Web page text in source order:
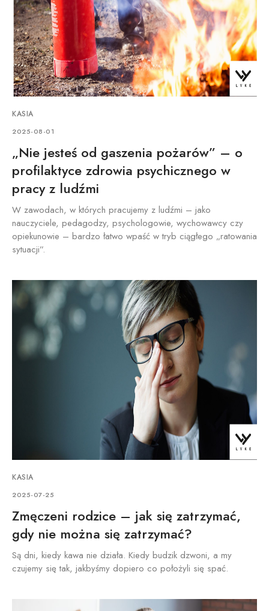
KASIA
2025-08-01
„Nie jesteś od gaszenia pożarów” – o
profilaktyce zdrowia psychicznego w
pracy z ludźmi
W zawodach, w których pracujemy z ludźmi – jako
nauczyciele, pedagodzy, psychologowie, wychowawcy czy
opiekunowie – bardzo łatwo wpaść w tryb ciągłego „ratowania
sytuacji”.
KASIA
2025-07-25
Zmęczeni rodzice – jak się zatrzymać,
gdy nie można się zatrzymać?
Są dni, kiedy kawa nie działa. Kiedy budzik dzwoni, a my
czujemy się tak, jakbyśmy dopiero co położyli się spać.